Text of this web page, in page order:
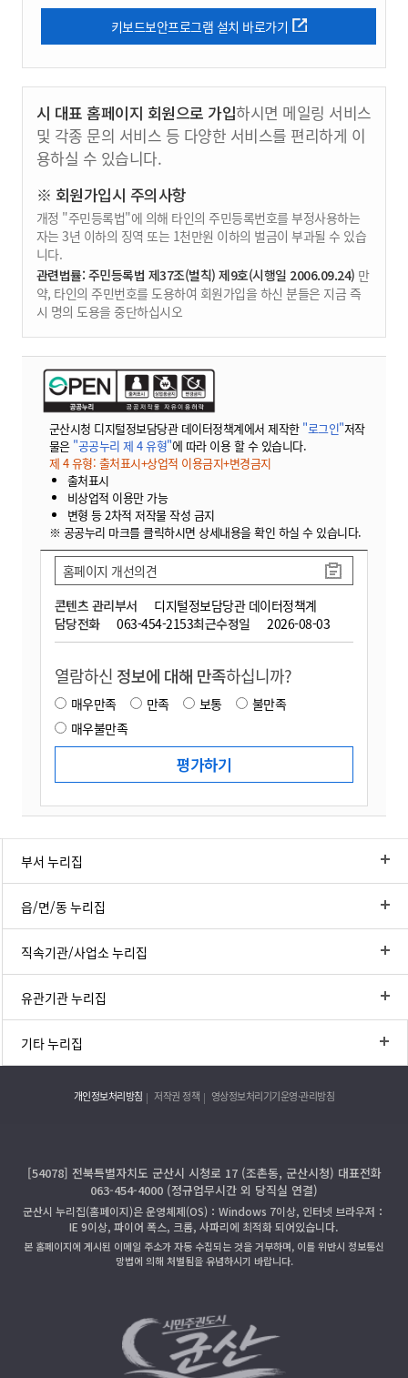
키보드보안프로그램 설치 바로가기
시 대표 홈페이지 회원으로 가입하시면 메일링 서비스
및 각종 문의 서비스 등 다양한 서비스를 편리하게 이
용하실 수 있습니다.
※ 회원가입시 주의사항
개정 "주민등록법"에 의해 타인의 주민등록번호를 부정사용하는
자는 3년 이하의 징역 또는 1천만원 이하의 벌금이 부과될 수 있습
니다.
관련법률: 주민등록법 제37조(벌칙) 제9호(시행일 2006.09.24) 만
약, 타인의 주민번호를 도용하여 회원가입을 하신 분들은 지금 즉
시 명의 도용을 중단하십시오
군산시청 디지털정보담당관 데이터정책계에서 제작한 "로그인"저작
물은 "공공누리 제 4 유형"에 따라 이용 할 수 있습니다.
제 4 유형: 출처표시+상업적 이용금지+변경금지
출처표시
비상업적 이용만 가능
변형 등 2차적 저작물 작성 금지
※ 공공누리 마크를 클릭하시면 상세내용을 확인 하실 수 있습니다.
콘텐츠 관리부서
디지털정보담당관 데이터정책계
담당전화
063-454-2153최근수정일 2026-08-03
홈페이지 개선의견
열람하신 정보에 대해 만족하십니까?
매우만족 만족 보통
불만족
매우불만족
부서 누리집
읍/면/동 누리집
직속기관/사업소 누리집
유관기관 누리집
기타 누리집
개인정보처리방침 저작권 정책 영상정보처리기기운영·관리방침
[54078] 전북특별자치도 군산시 시청로 17 (조촌동, 군산시청) 대표전화
063-454-4000 (정규업무시간 외 당직실 연결)
군산시 누리집(홈페이지)은 운영체제(OS)：Windows 7이상, 인터넷 브라우저：
IE 9이상, 파이어 폭스, 크롬, 사파리에 최적화 되어있습니다.
본 홈페이지에 게시된 이메일 주소가 자동 수집되는 것을 거부하며, 이를 위반시 정보통신
망법에 의해 처벌됨을 유념하시기 바랍니다.